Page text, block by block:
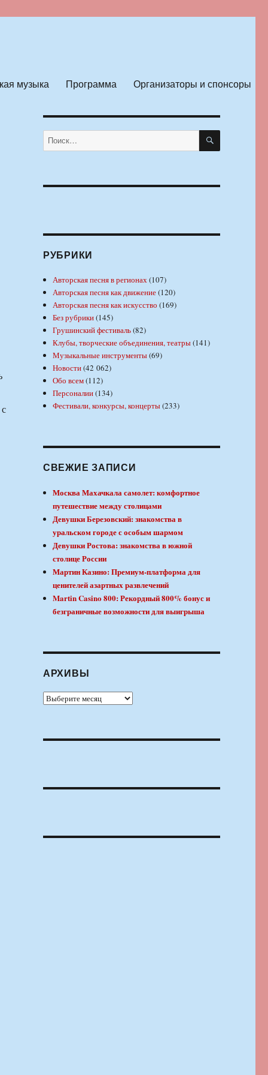
музыка Программа Организаторы и спонсоры
Искать: ПОИСК
РУБРИКИ
Авторская песня в регионах(107)
Авторская песня как движение(120)
Авторская песня как искусство (169)
Без рубрики(145)
Грушинский фестиваль(82)
Клубы, творческие объединения, театры(141)
Музыкальные инструменты(69)
Новости(42 062)
Обо всем(112)
Персоналии(134)
Фестивали, конкурсы, концерты(233)
СВЕЖИЕ ЗАПИСИ
Москва Махачкала самолет: комфортное
путешествие между столицами
Девушки Березовский: знакомства в
уральском городе с особым шармом
Девушки Ростова: знакомства в южной
столице России
Мартин Казино: Премиум-платформа для
ценителей азартных развлечений
Martin Casino 800: Рекордный 800% бонус и
безграничные возможности для выигрыша
АРХИВЫ
Архивы